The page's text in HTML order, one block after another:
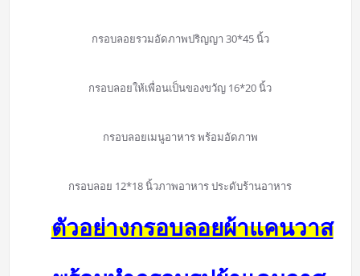
กรอบลอยรวมอัดภาพปริญญา 30*45 นิ้ว
กรอบลอยให้เพื่อนเป็นของขวัญ 16*20 นิ้ว
กรอบลอยเมนูอาหาร พร้อมอัดภาพ
กรอบลอย 12*18 นิ้วภาพอาหาร ประดับร้านอาหาร
ตัวอย่างกรอบลอยผ้าแคนวาส